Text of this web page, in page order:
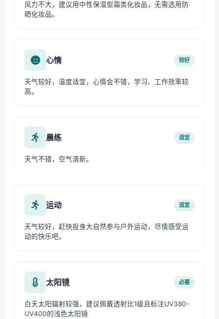
风力不大，建议用中性保湿型霜类化妆品，无需选用防
晒化妆品。
心情 较好
天气较好，温度适宜，心情会不错，学习、工作效率较
高。
晨练 适宜
天气不错，空气清新。
运动 适宜
天气较好，赶快投身大自然参与户外运动，尽情感受运
动的快乐吧。
太阳镜 必要
白天太阳辐射较强，建议佩戴透射比1级且标注UV380-
UV400的浅色太阳镜